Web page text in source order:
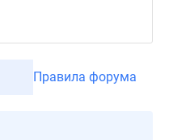
Правила форума